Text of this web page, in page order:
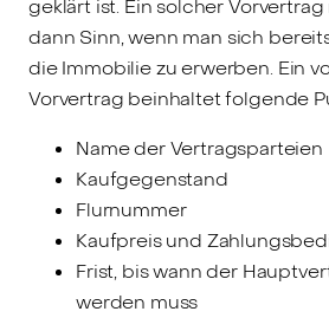
geklärt ist. Ein solcher
dann Sinn, wenn man sich
die Immobilie zu erwerben. Ein
Vorvertrag beinhaltet folgende
Name der Vertragsparteien
Kaufgegenstand
Flurnummer
Kaufpreis und
Frist, bis wann der
werden muss